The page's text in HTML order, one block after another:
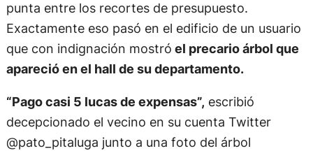
punta entre los recortes de presupuesto.
Exactamente eso pasó en el edificio de un usuario
que con indignación mostró el precario árbol que
apareció en el hall de su departamento.
“Pago casi 5 lucas de expensas”, escribió
decepcionado el vecino en su cuenta Twitter
@pato_pitaluga junto a una foto del árbol